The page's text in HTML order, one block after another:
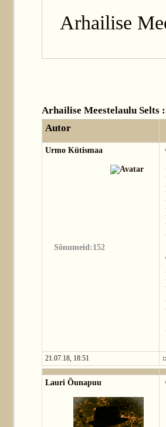
Arhailise
Arhailise Meestelaulu Selts
Autor
Urmo Kütismaa
Sõnumeid:152
21.07.18, 18:51 ::
Lauri Õunapuu